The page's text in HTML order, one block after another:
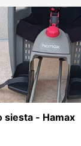
siesta - Hamax